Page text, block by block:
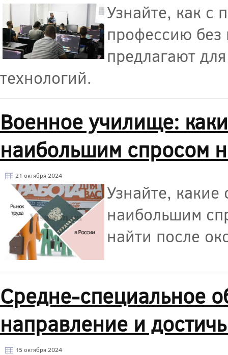
Узнайте, как с
профессию
предлагают
технологий.
Военное училище:
наибольшим спросом
21 октября 2024
Узнайте,
наибольшим
найти после
Средне-специальное
направление и
15 октября 2024